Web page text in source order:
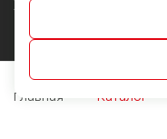
Журнал
Наши марки
Брендирование
Главная Каталог